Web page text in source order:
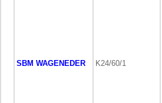
SBM WAGENEDER K24/60/1